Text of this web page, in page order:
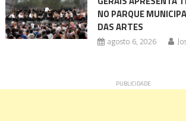
NO PARQUE
DAS ARTES
agosto 6, 2026